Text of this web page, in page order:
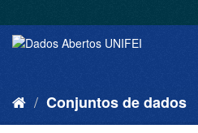
Conjuntos de dados